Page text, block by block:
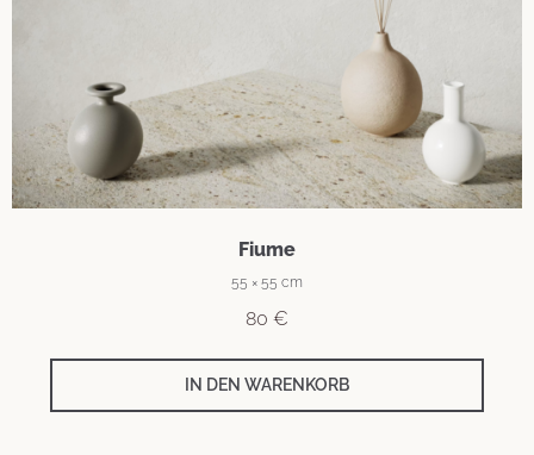
Fiume
55 × 55 cm
80 €
IN DEN WARENKORB